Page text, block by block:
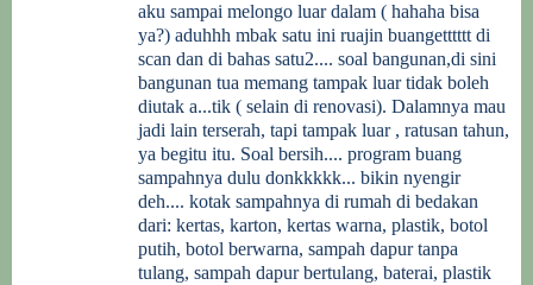
aku sampai melongo luar dalam ( hahaha bisa
ya?) aduhhh mbak satu ini ruajin buangetttttt di
scan dan di bahas satu2.... soal bangunan,di sini
bangunan tua memang tampak luar tidak boleh
diutak a...tik ( selain di renovasi). Dalamnya mau
jadi lain terserah, tapi tampak luar , ratusan tahun,
ya begitu itu. Soal bersih.... program buang
sampahnya dulu donkkkkk... bikin nyengir
deh.... kotak sampahnya di rumah di bedakan
dari: kertas, karton, kertas warna, plastik, botol
putih, botol berwarna, sampah dapur tanpa
tulang, sampah dapur bertulang, baterai, plastik